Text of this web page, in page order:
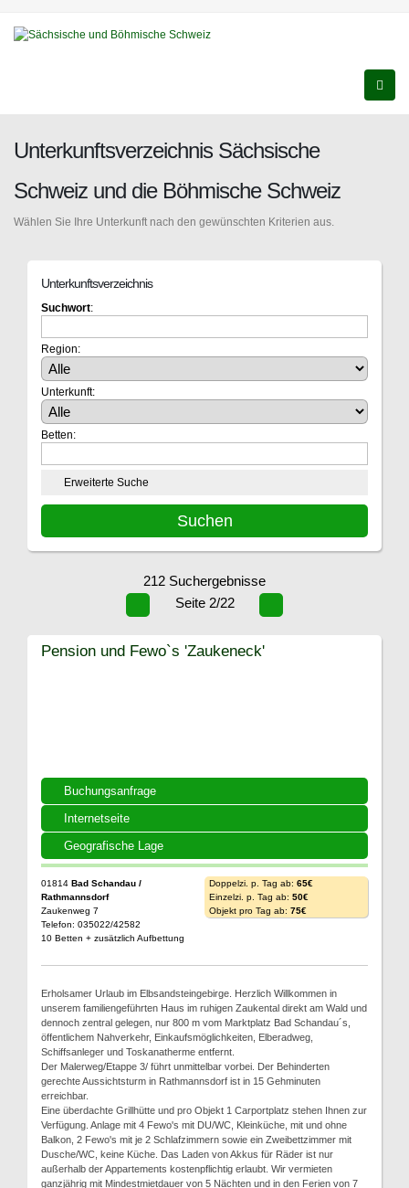
Unterkunftsverzeichnis Sächsische
Schweiz und die Böhmische Schweiz
Wählen Sie Ihre Unterkunft nach den gewünschten Kriterien aus.
Unterkunftsverzeichnis
Suchwort:
Region:
Unterkunft:
Betten:
Erweiterte Suche
212 Suchergebnisse
Seite 2/22
Buchungsanfrage
Internetseite
Geografische Lage
Pension und Fewo`s 'Zaukeneck'
01814 Bad Schandau /
Rathmannsdorf
Zaukenweg 7
Telefon: 035022/42582
10 Betten + zusätzlich Aufbettung
Doppelzi. p. Tag ab: 65€
Einzelzi. p. Tag ab: 50€
Objekt pro Tag ab: 75€
Erholsamer Urlaub im Elbsandsteingebirge. Herzlich Willkommen in
unserem familiengeführten Haus im ruhigen Zaukental direkt am Wald und
dennoch zentral gelegen, nur 800 m vom Marktplatz Bad Schandau´s,
öffentlichem Nahverkehr, Einkaufsmöglichkeiten, Elberadweg,
Schiffsanleger und Toskanatherme entfernt.
Der Malerweg/Etappe 3/ führt unmittelbar vorbei. Der Behinderten
gerechte Aussichtsturm in Rathmannsdorf ist in 15 Gehminuten
erreichbar.
Eine überdachte Grillhütte und pro Objekt 1 Carportplatz stehen Ihnen zur
Verfügung. Anlage mit 4 Fewo's mit DU/WC, Kleinküche, mit und ohne
Balkon, 2 Fewo's mit je 2 Schlafzimmern sowie ein Zweibettzimmer mit
Dusche/WC, keine Küche. Das Laden von Akkus für Räder ist nur
außerhalb der Appartements kostenpflichtig erlaubt. Wir vermieten
ganzjährig mit Mindestmietdauer von 5 Nächten und in den Ferien von 7